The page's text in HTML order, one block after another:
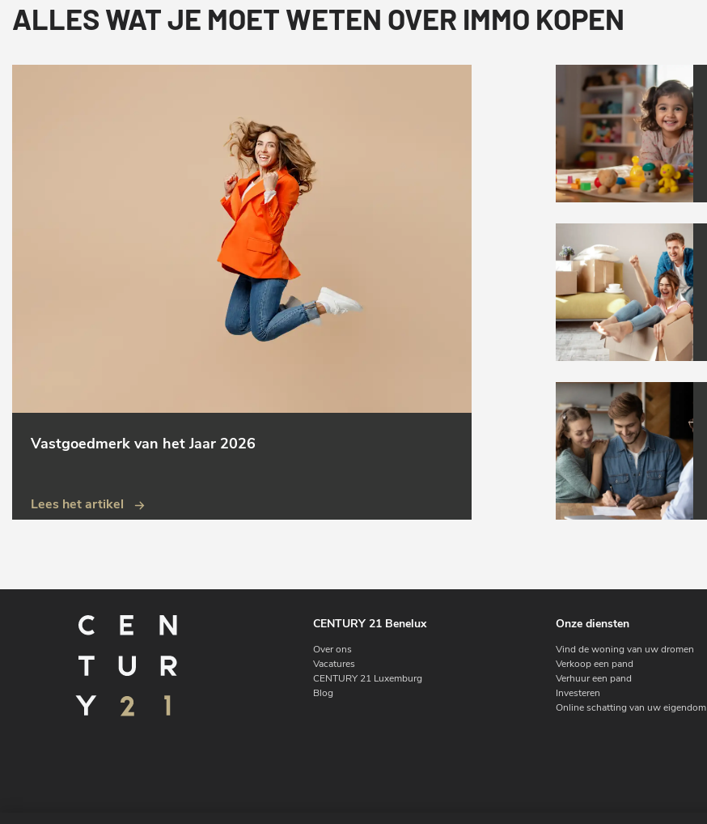
ALLES WAT JE MOET WETEN OVER IMMO KOPEN
Vastgoedmerk van het Jaar 2026
Lees het artikel
CENTURY 21 Benelux
Over ons
Vacatures
CENTURY 21 Luxemburg
Blog
Onze diensten
Vind de woning van uw dromen
Verkoop een pand
Verhuur een pand
Investeren
Online schatting van uw eigendom